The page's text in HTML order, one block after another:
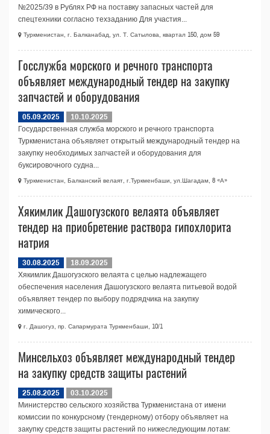
№2025/39 в Рублях РФ на поставку запасных частей для
спецтехники согласно техзаданию Для участия...
Туркменистан, г. Балканабад, ул. Т. Сатылова, квартал 150, дом 59
Госслужба морского и речного транспорта
объявляет международный тендер на закупку
запчастей и оборудования
05.09.2025
10.10.2025
Государственная служба морского и речного транспорта
Туркменистана объявляет открытый международный тендер на
закупку необходимых запчастей и оборудования для
буксировочного судна...
Туркменистан, Балканский велаят, г.Туркменбаши, ул.Шагадам, 8 «А»
Хякимлик Дашогузского велаята объявляет
тендер на приобретение раствора гипохлорита
натрия
30.08.2025
18.09.2025
Хякимлик Дашогузского велаята с целью надлежащего
обеспечения населения Дашогузского велаята питьевой водой
объявляет тендер по выбору подрядчика на закупку
химического...
г. Дашогуз, пр. Сапармурата Туркменбаши, 10/1
Минсельхоз объявляет международный тендер
на закупку средств защиты растений
25.08.2025
03.10.2025
Министерство сельского хозяйства Туркменистана от имени
комиссии по конкурсному (тендерному) отбору объявляет на
закупку средств защиты растений по нижеследующим лотам: